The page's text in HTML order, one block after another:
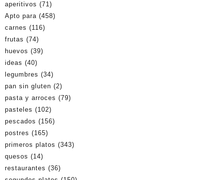
aperitivos (71)
Apto para (458)
carnes (116)
frutas (74)
huevos (39)
ideas (40)
legumbres (34)
pan sin gluten (2)
pasta y arroces (79)
pasteles (102)
pescados (156)
postres (165)
primeros platos (343)
quesos (14)
restaurantes (36)